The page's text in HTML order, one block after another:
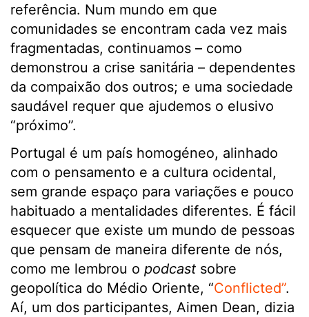
referência. Num mundo em que
comunidades se encontram cada vez mais
fragmentadas, continuamos – como
demonstrou a crise sanitária – dependentes
da compaixão dos outros; e uma sociedade
saudável requer que ajudemos o elusivo
“próximo”.
Portugal é um país homogéneo, alinhado
com o pensamento e a cultura ocidental,
sem grande espaço para variações e pouco
habituado a mentalidades diferentes. É fácil
esquecer que existe um mundo de pessoas
que pensam de maneira diferente de nós,
como me lembrou o podcast sobre
geopolítica do Médio Oriente, “Conflicted”.
Aí, um dos participantes, Aimen Dean, dizia